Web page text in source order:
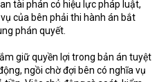
tài phán có hiệu lực pháp luật,
của bên phải thi hành án bắt
phán quyết.
giữ quyền lợi trong bản án tuyệt
ngồi chờ đợi bên có nghĩa vụ